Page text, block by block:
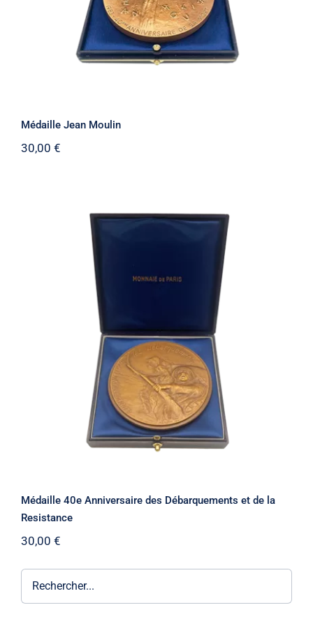
Médaille Jean Moulin
30,00 €
Médaille 40e Anniversaire des
Débarquements et de la Resistance
Médaille 40e Anniversaire des Débarquements et de la
Resistance
30,00 €